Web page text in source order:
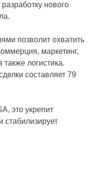
нового
позволит охватить
маркетинг,
логистика.
составляет 79
это укрепит